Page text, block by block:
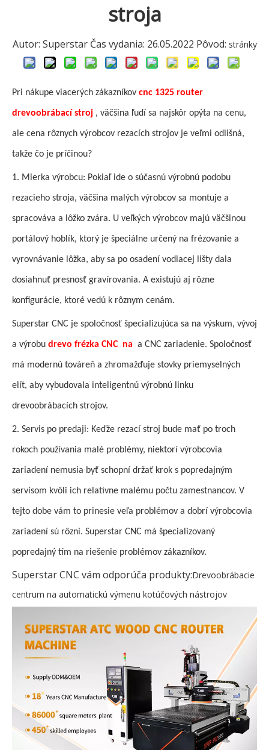
stroja
Autor: Superstar Čas vydania: 26.05.2022 Pôvod: stránky
Pri nákupe viacerých zákazníkov cnc 1325 router
drevoobrábací stroj , väčšina ľudí sa najskôr opýta na cenu,
ale cena rôznych výrobcov rezacích strojov je veľmi odlišná,
takže čo je príčinou?
1. Mierka výrobcu: Pokiaľ ide o súčasnú výrobnú podobu
rezacieho stroja, väčšina malých výrobcov sa montuje a
spracováva a lôžko zvára. U veľkých výrobcov majú väčšinou
portálový hoblík, ktorý je špeciálne určený na frézovanie a
vyrovnávanie lôžka, aby sa po osadení vodiacej lišty dala
dosiahnuť presnosť gravírovania. A existujú aj rôzne
konfigurácie, ktoré vedú k rôznym cenám.
Superstar CNC je spoločnosť špecializujúca sa na výskum, vývoj
a výrobu drevo frézka CNC na a CNC zariadenie. Spoločnosť
má modernú továreň a zhromažďuje stovky priemyselných
elít, aby vybudovala inteligentnú výrobnú linku
drevoobrábacích strojov.
2. Servis po predaji: Keďže rezací stroj bude mať po troch
rokoch používania malé problémy, niektorí výrobcovia
zariadení nemusia byť schopní držať krok s popredajným
servisom kvôli ich relatívne malému počtu zamestnancov. V
tejto dobe vám to prinesie veľa problémov a dobrí výrobcovia
zariadení sú rôzni. Superstar CNC má špecializovaný
popredajný tím na riešenie problémov zákazníkov.
Superstar CNC vám odporúča produkty:Drevoobrábacie
centrum na automatickú výmenu kotúčových nástrojov